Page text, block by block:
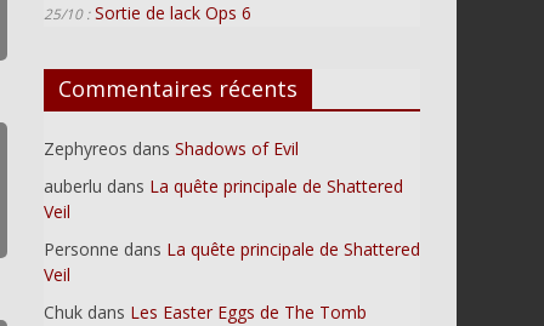
25/10 : Sortie de lack Ops 6
Commentaires récents
Zephyreos dans Shadows of Evil
auberlu dans La quête principale de Shattered
Veil
Personne dans La quête principale de Shattered
Veil
Chuk dans Les Easter Eggs de The Tomb